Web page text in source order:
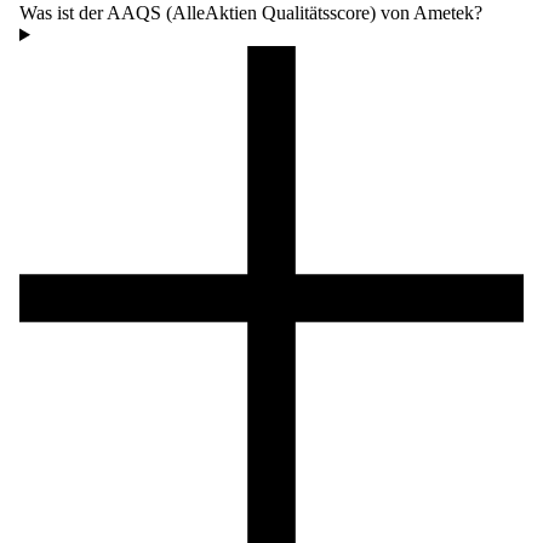
Was ist der AAQS (AlleAktien Qualitätsscore) von Ametek?